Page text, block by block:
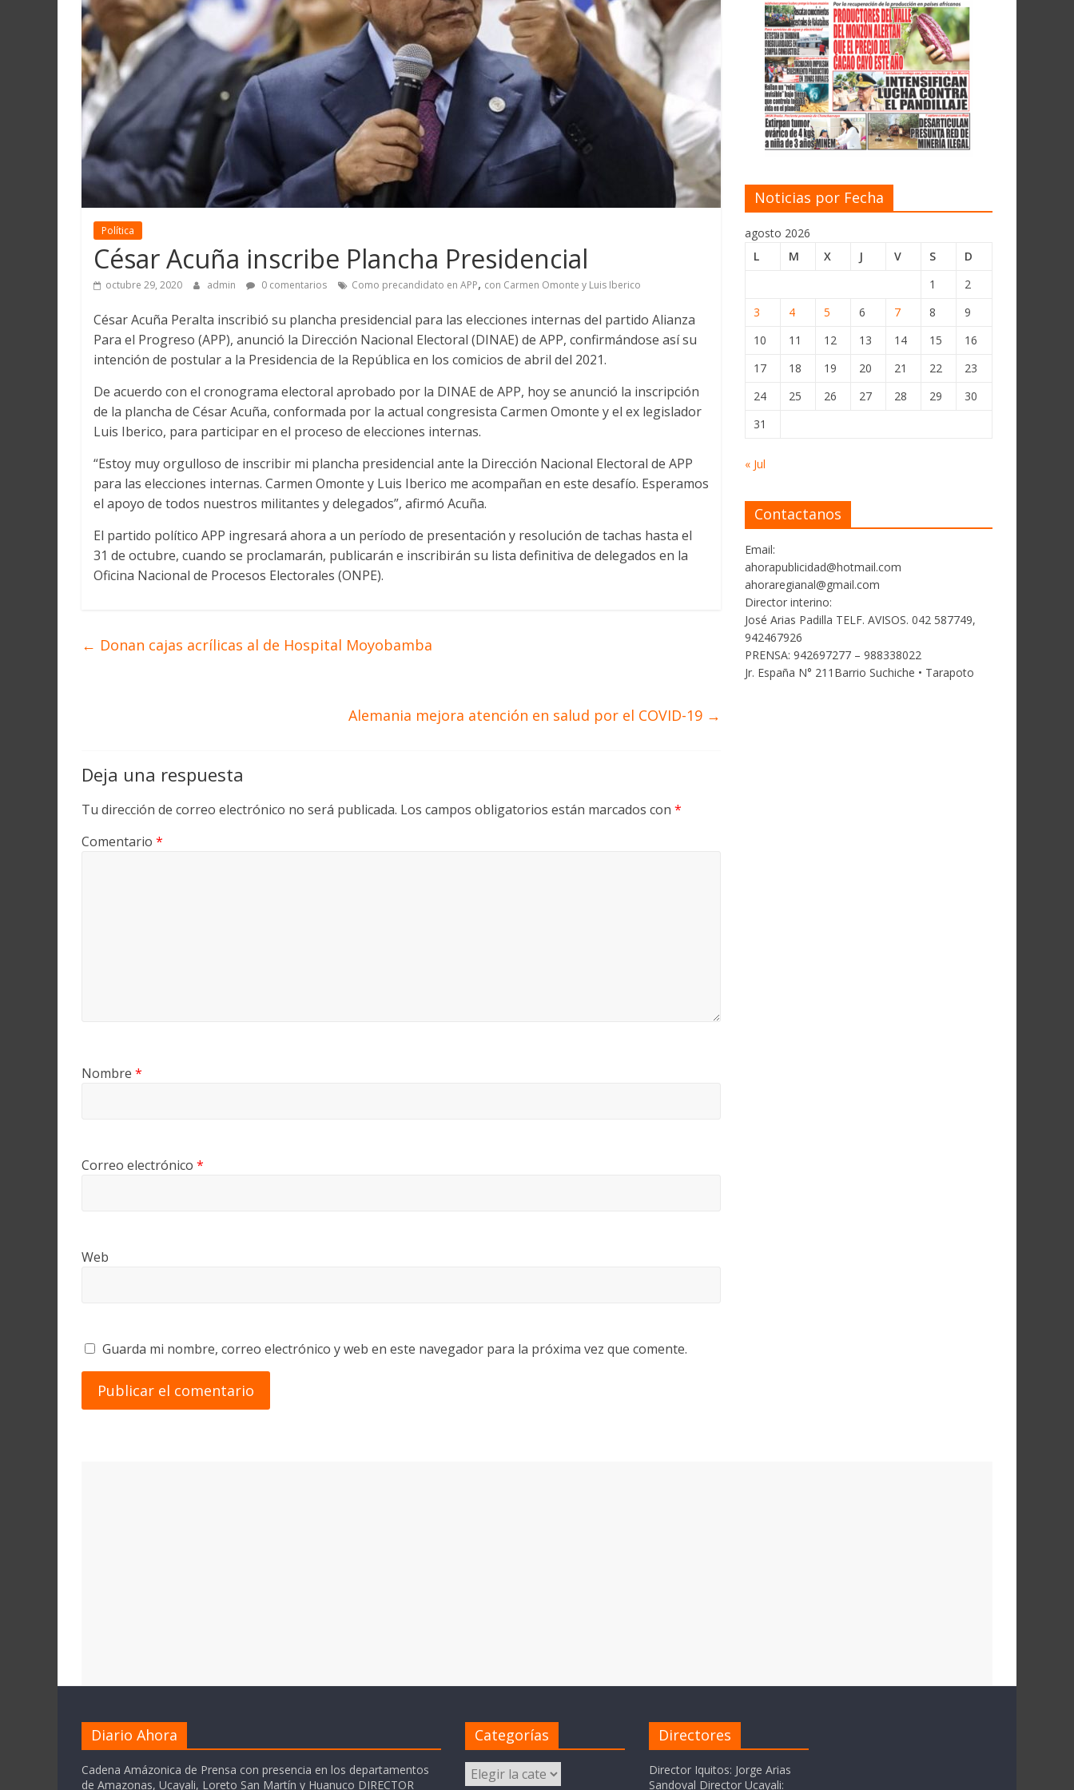
Martín
y
Loreto
Política
César Acuña inscribe Plancha Presidencial
octubre 29, 2020 admin 0 comentarios Como precandidato en APP, con Carmen Omonte y Luis Iberico
César Acuña Peralta inscribió su plancha presidencial para las elecciones internas del partido Alianza
Para el Progreso (APP), anunció la Dirección Nacional Electoral (DINAE) de APP, confirmándose así su
intención de postular a la Presidencia de la República en los comicios de abril del 2021.
De acuerdo con el cronograma electoral aprobado por la DINAE de APP, hoy se anunció la inscripción
de la plancha de César Acuña, conformada por la actual congresista Carmen Omonte y el ex legislador
Luis Iberico, para participar en el proceso de elecciones internas.
“Estoy muy orgulloso de inscribir mi plancha presidencial ante la Dirección Nacional Electoral de APP
para las elecciones internas. Carmen Omonte y Luis Iberico me acompañan en este desafío. Esperamos
el apoyo de todos nuestros militantes y delegados”, afirmó Acuña.
El partido político APP ingresará ahora a un período de presentación y resolución de tachas hasta el
31 de octubre, cuando se proclamarán, publicarán e inscribirán su lista definitiva de delegados en la
Oficina Nacional de Procesos Electorales (ONPE).
← Donan cajas acrílicas al de Hospital Moyobamba
Alemania mejora atención en salud por el COVID-19 →
Deja una respuesta
Tu dirección de correo electrónico no será publicada. Los campos obligatorios están marcados con *
Comentario *
Nombre *
Correo electrónico *
Web
Guarda mi nombre, correo electrónico y web en este navegador para la próxima vez que comente.
Noticias por Fecha
agosto 2026
L
M X J V S
D
1
2
3
4 5 6 7 8
9
10
11 12 13 14 15
16
17
18 19 20 21 22
23
24
25 26 27 28 29
30
31
« Jul
Contactanos
Email:
ahorapublicidad@hotmail.com
ahoraregianal@gmail.com
Director interino:
José Arias Padilla TELF. AVISOS. 042 587749,
942467926
PRENSA: 942697277 – 988338022
Jr. España N° 211Barrio Suchiche • Tarapoto
Diario Ahora
Cadena Amázonica de Prensa con presencia en los departamentos
de Amazonas, Ucayali, Loreto San Martín y Huanuco DIRECTOR
Categorías
Categorías
Directores
Director Iquitos: Jorge Arias
Sandoval Director Ucayali: